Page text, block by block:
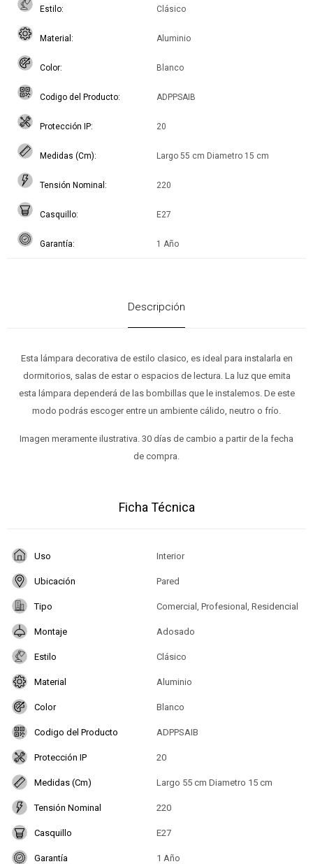
Estilo Clásico
Material Aluminio
Color Blanco
Codigo del Producto ADPPSAIB
Protección IP 20
Medidas (Cm) Largo 55 cm Diametro 15 cm
Tensión Nominal 220
Casquillo E27
Garantía 1 Año
Descripción
Esta lámpara decorativa de estilo clasico, es ideal para instalarla en
dormitorios, salas de estar o espacios de lectura. La luz que emita
esta lámpara dependerá de las bombillas que le instalemos. De este
modo podrás escoger entre un ambiente cálido, neutro o frío.
Imagen meramente ilustrativa. 30 días de cambio a partir de la fecha
de compra.
Ficha Técnica
Uso Interior
Ubicación Pared
Tipo Comercial, Profesional, Residencial
Montaje Adosado
Estilo Clásico
Material Aluminio
Color Blanco
Codigo del Producto ADPPSAIB
Protección IP 20
Medidas (Cm) Largo 55 cm Diametro 15 cm
Tensión Nominal 220
Casquillo E27
Garantía 1 Año